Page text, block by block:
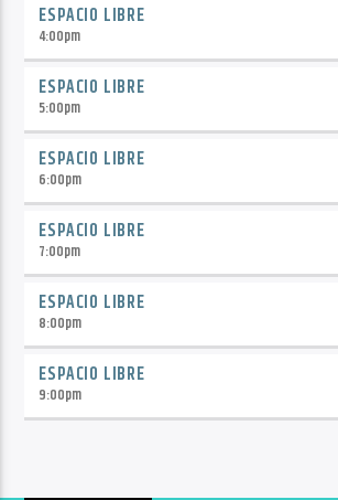
ESPACIO LIBRE
4:00pm
ESPACIO LIBRE
5:00pm
ESPACIO LIBRE
6:00pm
ESPACIO LIBRE
7:00pm
ESPACIO LIBRE
8:00pm
ESPACIO LIBRE
9:00pm